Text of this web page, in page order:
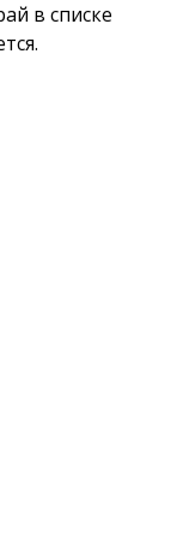
в списке